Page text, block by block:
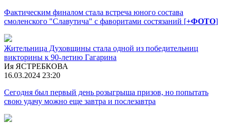
Фактическим финалом стала встреча юного состава
смоленского "Славутича" с фаворитами состязаний [+ФОТО]
Жительница Духовщины стала одной из победительниц
викторины к 90-летию Гагарина
Ия ЯСТРЕБКОВА
16.03.2024 23:20
Сегодня был первый день розыгрыша призов, но попытать
свою удачу можно еще завтра и послезавтра